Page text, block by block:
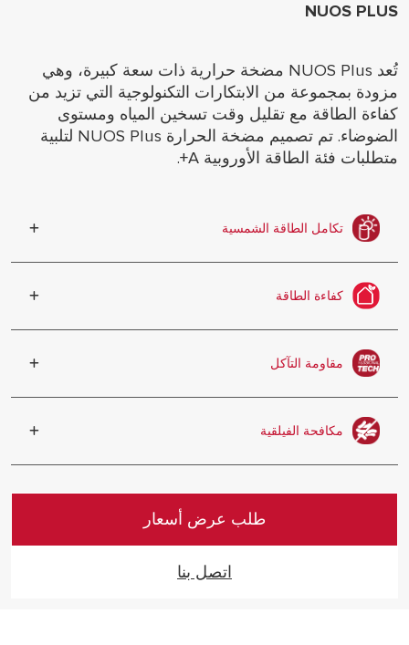
NUOS PLUS
تُعد NUOS Plus مضخة حرارية ذات سعة كبيرة، وهي
مزودة بمجموعة من الابتكارات التكنولوجية التي تزيد من
كفاءة الطاقة مع تقليل وقت تسخين المياه ومستوى
الضوضاء. تم تصميم مضخة الحرارة NUOS Plus لتلبية
متطلبات فئة الطاقة الأوروبية A+.
تكامل الطاقة الشمسية
يمكن توصيله بنظام منتجات Ariston
الشمسية
كفاءة الطاقة
استغلال أفضل للطاقة ومصادر الطاقة
المتجددة وتحسين الأداء
مقاومة التآكل
متانة أطول وأداء عالٍ بفضل تقنية Pro-tech
المقاومة للتآكل
مكافحة الفيلقية
دورة تسخين المياه التلقائية لمنع نمو البكتيريا
طلب عرض أسعار
اتصل بنا